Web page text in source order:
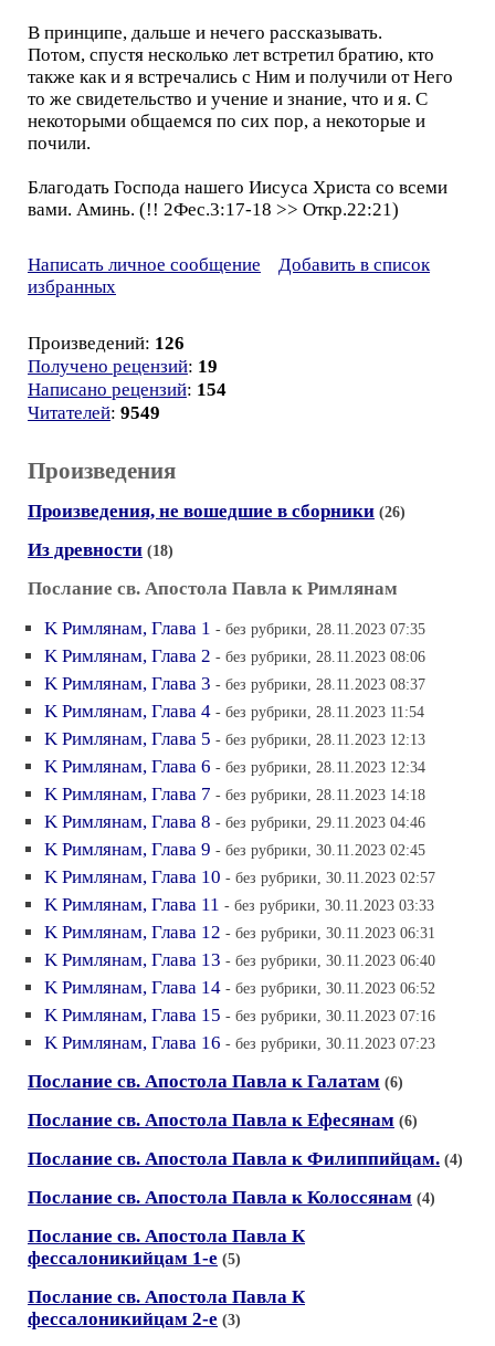
В принципе, дальше и нечего рассказывать.
Потом, спустя несколько лет встретил братию, кто
также как и я встречались с Ним и получили от Него
то же свидетельство и учение и знание, что и я. С
некоторыми общаемся по сих пор, а некоторые и
почили.
Благодать Господа нашего Иисуса Христа со всеми
вами. Аминь. (!! 2Фес.3:17-18 >> Откр.22:21)
Написать личное сообщение
Добавить в список
избранных
Произведений: 126
Получено рецензий: 19
Написано рецензий: 154
Читателей: 9549
Произведения
Произведения, не вошедшие в сборники (26)
Из древности (18)
Послание св. Апостола Павла к Римлянам
K Pимлянам, Глава 1 - без рубрики, 28.11.2023 07:35
K Pимлянам, Глава 2 - без рубрики, 28.11.2023 08:06
K Pимлянам, Глава 3 - без рубрики, 28.11.2023 08:37
K Pимлянам, Глава 4 - без рубрики, 28.11.2023 11:54
K Pимлянам, Глава 5 - без рубрики, 28.11.2023 12:13
K Pимлянам, Глава 6 - без рубрики, 28.11.2023 12:34
K Pимлянам, Глава 7 - без рубрики, 28.11.2023 14:18
K Pимлянам, Глава 8 - без рубрики, 29.11.2023 04:46
K Pимлянам, Глава 9 - без рубрики, 30.11.2023 02:45
K Pимлянам, Глава 10 - без рубрики, 30.11.2023 02:57
K Pимлянам, Глава 11 - без рубрики, 30.11.2023 03:33
K Pимлянам, Глава 12 - без рубрики, 30.11.2023 06:31
K Pимлянам, Глава 13 - без рубрики, 30.11.2023 06:40
K Pимлянам, Глава 14 - без рубрики, 30.11.2023 06:52
K Pимлянам, Глава 15 - без рубрики, 30.11.2023 07:16
K Pимлянам, Глава 16 - без рубрики, 30.11.2023 07:23
Послание св. Апостола Павла к Галатам (6)
Послание св. Апостола Павла к Ефесянам (6)
Послание св. Апостола Павла к Филиппийцам. (4)
Послание св. Апостола Павла к Колоcсянам (4)
Послание св. Апостола Павла К
фессалоникийцам 1-е (5)
Послание св. Апостола Павла К
фессалоникийцам 2-е (3)